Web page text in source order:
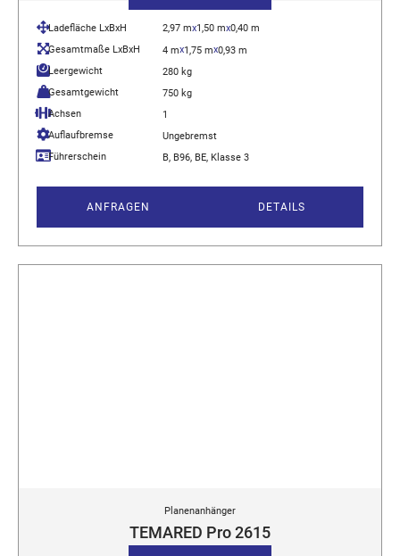
Ladefläche LxBxH 2,97 mx1,50 mx0,40 m
Gesamtmaße LxBxH
4 mx1,75 mx0,93 m
Leergewicht
280 kg
Gesamtgewicht
750 kg
Achsen
1
Auflaufbremse
Ungebremst
Führerschein
B, B96, BE, Klasse 3
ANFRAGEN DETAILS
Planenanhänger
TEMARED Pro 2615